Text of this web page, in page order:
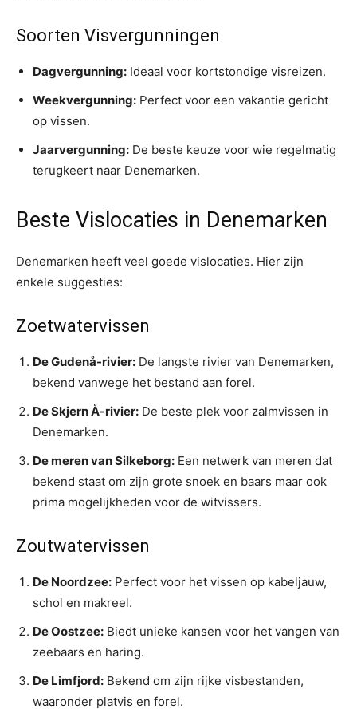
Soorten Visvergunningen
Dagvergunning: Ideaal voor kortstondige visreizen.
Weekvergunning: Perfect voor een vakantie gericht
op vissen.
Jaarvergunning: De beste keuze voor wie regelmatig
terugkeert naar Denemarken.
Beste Vislocaties in Denemarken
Denemarken heeft veel goede vislocaties. Hier zijn
enkele suggesties:
Zoetwatervissen
De Gudenå-rivier: De langste rivier van Denemarken,
bekend vanwege het bestand aan forel.
De Skjern Å-rivier: De beste plek voor zalmvissen in
Denemarken.
De meren van Silkeborg: Een netwerk van meren dat
bekend staat om zijn grote snoek en baars maar ook
prima mogelijkheden voor de witvissers.
Zoutwatervissen
De Noordzee: Perfect voor het vissen op kabeljauw,
schol en makreel.
De Oostzee: Biedt unieke kansen voor het vangen van
zeebaars en haring.
De Limfjord: Bekend om zijn rijke visbestanden,
waaronder platvis en forel.